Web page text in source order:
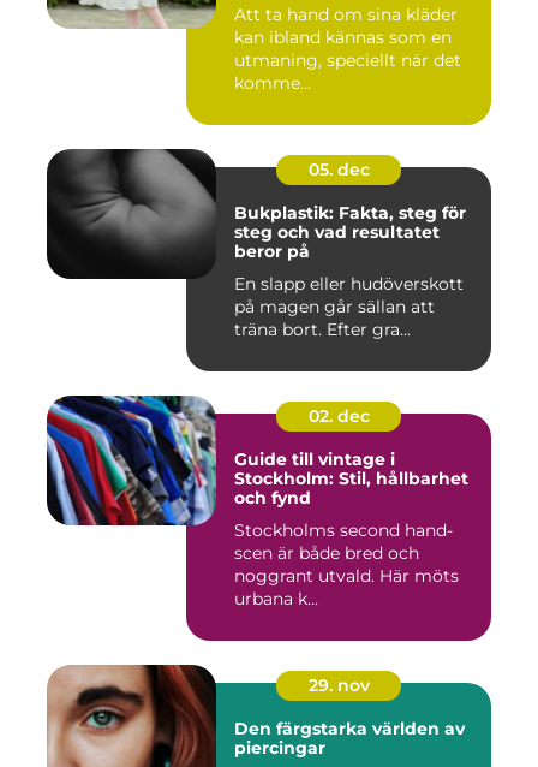
Att ta hand om sina kläder
kan ibland kännas som en
utmaning, speciellt när det
komme...
05. dec
Bukplastik: Fakta, steg för
steg och vad resultatet
beror på
En slapp eller hudöverskott
på magen går sällan att
träna bort. Efter gra...
02. dec
Guide till vintage i
Stockholm: Stil, hållbarhet
och fynd
Stockholms second hand-
scen är både bred och
noggrant utvald. Här möts
urbana k...
29. nov
Den färgstarka världen av
piercingar